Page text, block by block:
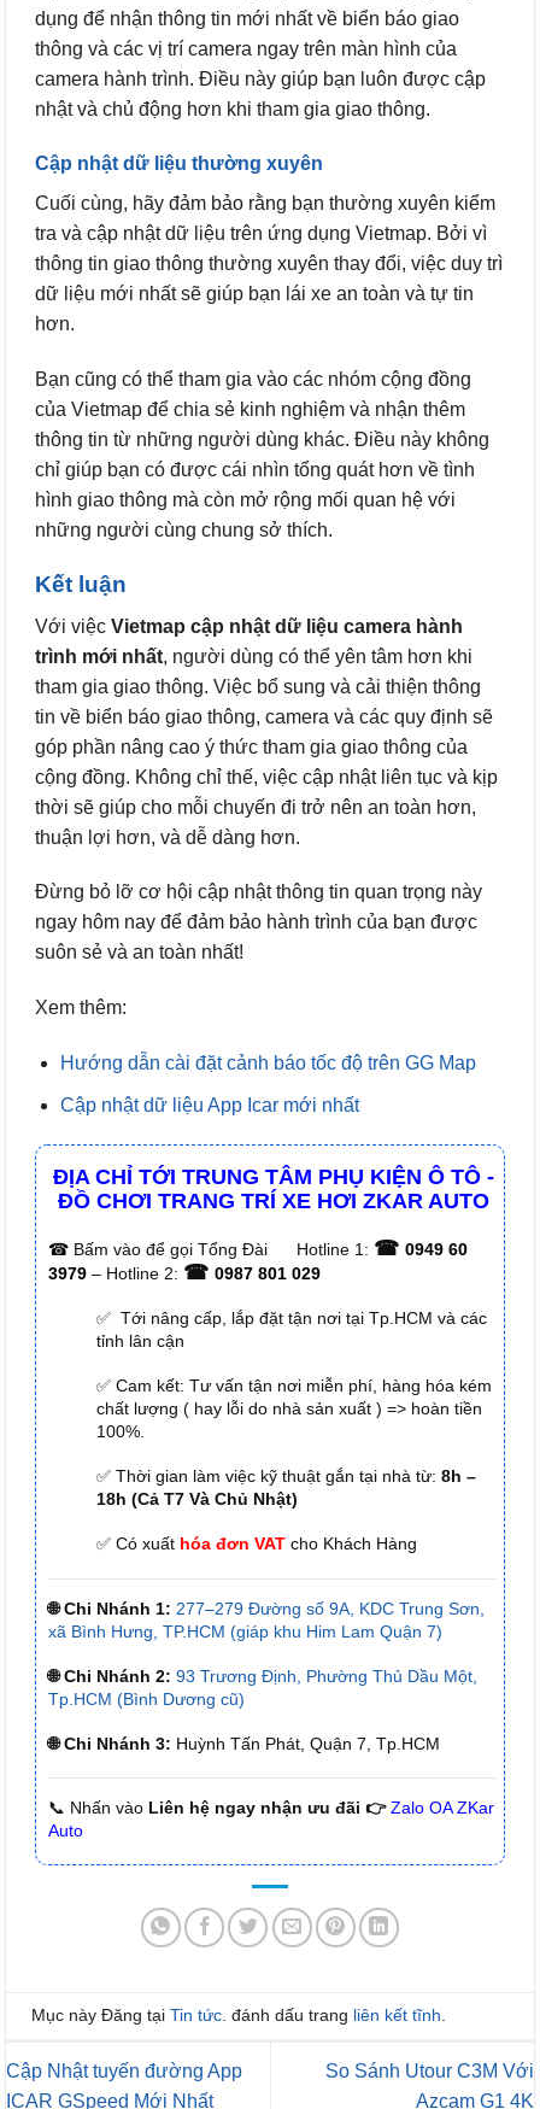
dụng để nhận thông tin mới nhất về biển báo giao
thông và các vị trí camera ngay trên màn hình của
camera hành trình. Điều này giúp bạn luôn được cập
nhật và chủ động hơn khi tham gia giao thông.
Cập nhật dữ liệu thường xuyên
Cuối cùng, hãy đảm bảo rằng bạn thường xuyên kiểm
tra và cập nhật dữ liệu trên ứng dụng Vietmap. Bởi vì
thông tin giao thông thường xuyên thay đổi, việc duy trì
dữ liệu mới nhất sẽ giúp bạn lái xe an toàn và tự tin
hơn.
Bạn cũng có thể tham gia vào các nhóm cộng đồng
của Vietmap để chia sẻ kinh nghiệm và nhận thêm
thông tin từ những người dùng khác. Điều này không
chỉ giúp bạn có được cái nhìn tổng quát hơn về tình
hình giao thông mà còn mở rộng mối quan hệ với
những người cùng chung sở thích.
Kết luận
Với việc Vietmap cập nhật dữ liệu camera hành
trình mới nhất, người dùng có thể yên tâm hơn khi
tham gia giao thông. Việc bổ sung và cải thiện thông
tin về biển báo giao thông, camera và các quy định sẽ
góp phần nâng cao ý thức tham gia giao thông của
cộng đồng. Không chỉ thế, việc cập nhật liên tục và kịp
thời sẽ giúp cho mỗi chuyến đi trở nên an toàn hơn,
thuận lợi hơn, và dễ dàng hơn.
Đừng bỏ lỡ cơ hội cập nhật thông tin quan trọng này
ngay hôm nay để đảm bảo hành trình của bạn được
suôn sẻ và an toàn nhất!
Xem thêm:
Hướng dẫn cài đặt cảnh báo tốc độ trên GG Map
Cập nhật dữ liệu App Icar mới nhất
ĐỊA CHỈ TỚI TRUNG TÂM PHỤ KIỆN Ô TÔ -
ĐỒ CHƠI TRANG TRÍ XE HƠI ZKAR AUTO
☎ Bấm vào để gọi Tổng Đài Hotline 1: ☎ 0949 60
3979 – Hotline 2: ☎ 0987 801 029
✅ Tới nâng cấp, lắp đặt tận nơi tại Tp.HCM và các
tỉnh lân cận
✅ Cam kết: Tư vấn tận nơi miễn phí, hàng hóa kém
chất lượng ( hay lỗi do nhà sản xuất ) => hoàn tiền
100%.
✅ Thời gian làm việc kỹ thuật gắn tại nhà từ: 8h –
18h (Cả T7 Và Chủ Nhật)
✅ Có xuất hóa đơn VAT cho Khách Hàng
🌐 Chi Nhánh 1: 277–279 Đường số 9A, KDC Trung Sơn,
xã Bình Hưng, TP.HCM (giáp khu Him Lam Quận 7)
🌐 Chi Nhánh 2: 93 Trương Định, Phường Thủ Dầu Một,
Tp.HCM (Bình Dương cũ)
🌐 Chi Nhánh 3: Huỳnh Tấn Phát, Quận 7, Tp.HCM
📞 Nhấn vào Liên hệ ngay nhận ưu đãi 👉 Zalo OA ZKar
Auto
Mục này Đăng tại Tin tức. đánh dấu trang liên kết tĩnh.
Cập Nhật tuyến đường App
ICAR GSpeed Mới Nhất
So Sánh Utour C3M Với
Azcam G1 4K